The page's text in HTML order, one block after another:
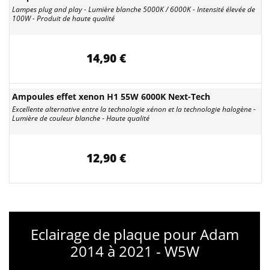
Lampes plug and play - Lumière blanche 5000K / 6000K - Intensité élevée de
100W - Produit de haute qualité
14,90 €
Ampoules effet xenon H1 55W 6000K Next-Tech
Excellente alternative entre la technologie xénon et la technologie halogène -
Lumière de couleur blanche - Haute qualité
12,90 €
Eclairage de plaque pour Adam
2014 à 2021 - W5W